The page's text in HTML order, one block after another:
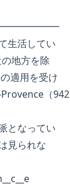
生活してい
地方を除
適用を受け
（942
となってい
見られな